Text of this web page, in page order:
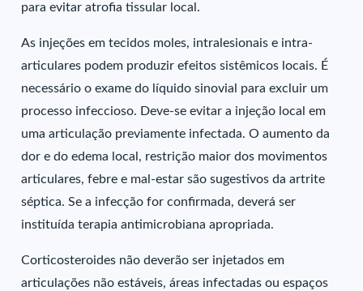
para evitar atrofia tissular local.
As injeções em tecidos moles, intralesionais e intra-
articulares podem produzir efeitos sistêmicos locais. É
necessário o exame do líquido sinovial para excluir um
processo infeccioso. Deve-se evitar a injeção local em
uma articulação previamente infectada. O aumento da
dor e do edema local, restrição maior dos movimentos
articulares, febre e mal-estar são sugestivos da artrite
séptica. Se a infecção for confirmada, deverá ser
instituída terapia antimicrobiana apropriada.
Corticosteroides não deverão ser injetados em
articulações não estáveis, áreas infectadas ou espaços